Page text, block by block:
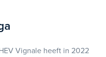
Vignale heeft in 2022